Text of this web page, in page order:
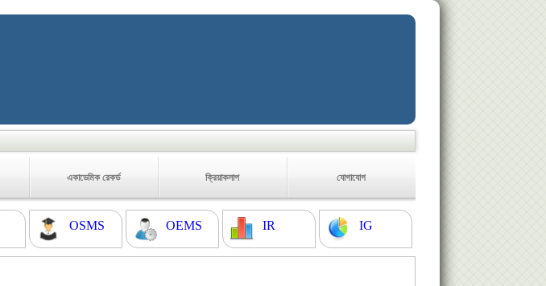
একাডেমিক রেকর্ড ক্রিয়াকলাপ যোগাযোগ
OSMS OEMS IR IG